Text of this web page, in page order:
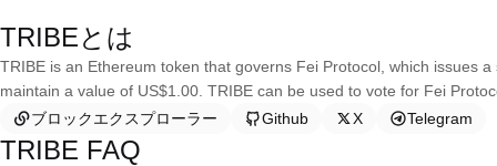
TRIBEとは
TRIBE is an Ethereum token that governs Fei Protocol, which issues
maintain a value of US$1.00. TRIBE can be used to vote for Fei
ブロックエクスプローラー
Github X Telegram
TRIBE FAQ